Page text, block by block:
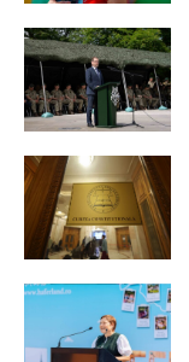
Contact